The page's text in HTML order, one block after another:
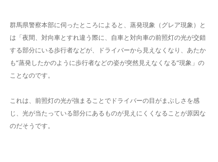
群馬県警察本部に伺ったところによると、蒸発現象（グレア現象）と
は「夜間、対向車とすれ違う際に、自車と対向車の前照灯の光が交錯
する部分にいる歩行者などが、ドライバーから見えなくなり、あたか
も”蒸発したかのように歩行者などの姿が突然見えなくなる”現象」の
ことなのです。
これは、前照灯の光が強まることでドライバーの目がまぶしさを感
じ、光が当たっている部分にあるものが見えにくくなることが原因な
のだそうです。